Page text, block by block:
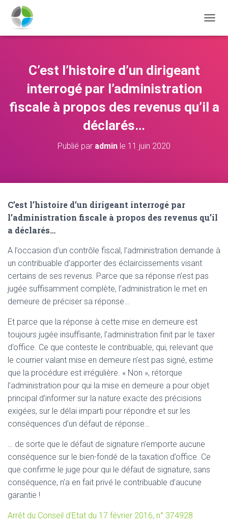
É
N
C’est l’histoire d’un dirigeant
interrogé par l’administration
fiscale à propos des revenus qu’il a
déclarés…
Publié par admin le 11 juin 2020
C’est l’histoire d’un dirigeant interrogé par
l’administration fiscale à propos des revenus qu’il
a déclarés…
A l’occasion d’un contrôle fiscal, l’administration demande à
un contribuable d’apporter des éclaircissements visant
certains de ses revenus. Parce que sa réponse n’est pas
jugée suffisamment complète, l’administration le met en
demeure de préciser sa réponse…
Et parce que la réponse à cette mise en demeure est
toujours jugée insuffisante, l’administration finit par le taxer
d’office. Ce que conteste le contribuable, qui, relevant que
le courrier valant mise en demeure n’est pas signé, estime
que la procédure est irrégulière. « Non », rétorque
l’administration pour qui la mise en demeure a pour objet
principal d’informer sur la nature exacte des précisions
exigées, sur le délai imparti pour répondre et sur les
conséquences d’un défaut de réponse…
… de sorte que le défaut de signature n’emporte aucune
conséquence sur le bien-fondé de la taxation d’office. Ce
que confirme le juge pour qui le défaut de signature, sans
conséquence, n’a en fait privé le contribuable d’aucune
garantie !
Arrêt du Conseil d’Etat du 17 février 2016, n° 374928